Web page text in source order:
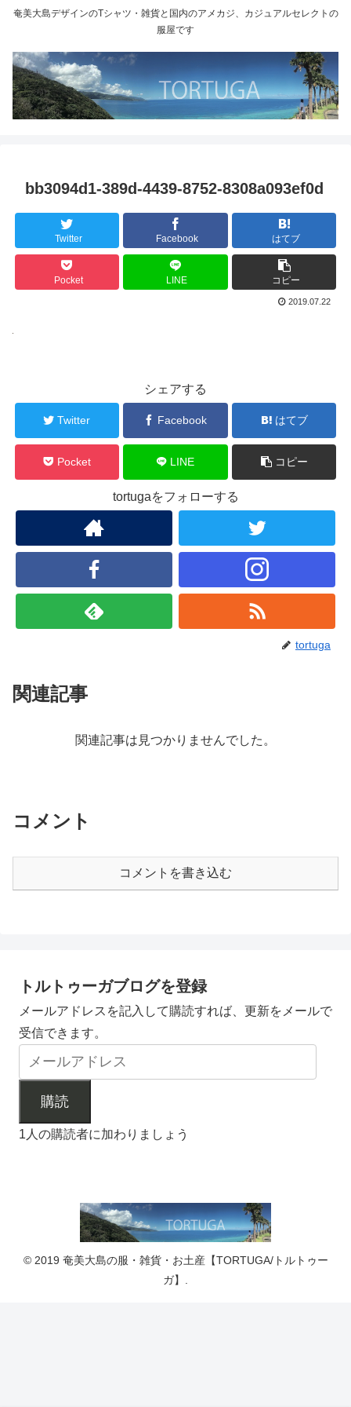
奄美大島デザインのTシャツ・雑貨と国内のアメカジ、カジュアルセレクトの
服屋です
bb3094d1-389d-4439-8752-8308a093ef0d
Twitter Facebook はてブ
Pocket LINE コピー
2019.07.22
シェアする
Twitter Facebook はてブ
Pocket LINE コピー
tortugaをフォローする
tortuga
関連記事
関連記事は見つかりませんでした。
コメント
コメントを書き込む
トルトゥーガブログを登録
メールアドレスを記入して購読すれば、更新をメールで
受信できます。
購読
1人の購読者に加わりましょう
© 2019 奄美大島の服・雑貨・お土産【TORTUGA/トルトゥー
ガ】.